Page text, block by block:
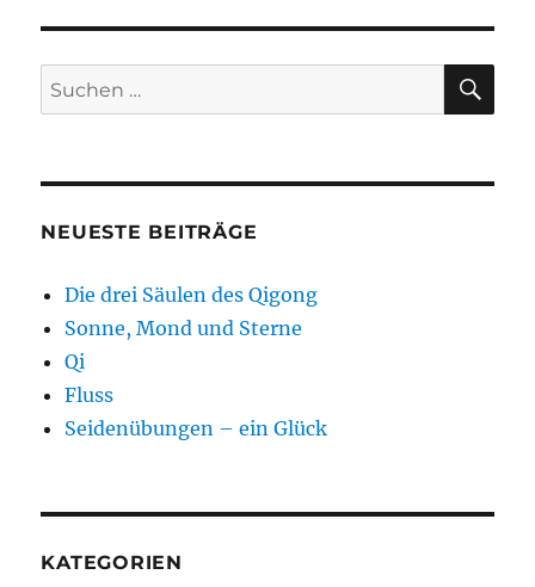
Suchen
nach:
NEUESTE BEITRÄGE
Die drei Säulen des Qigong
Sonne, Mond und Sterne
Qi
Fluss
Seidenübungen – ein Glück
KATEGORIEN